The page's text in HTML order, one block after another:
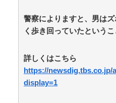
になる可能性。英大学の研
NEW! (8/9 05:05)
国連事務総長「日本よ、
NEW!
(8/9 05:00)
【仰天】ドイツ人「熊本
本で生まれて初めて震度7の
人。直後、日本人たちの行
警察によりますと、男は
く歩き回っていたという
詳しくはこちら
https://newsdig.tbs.co.jp/
display=1